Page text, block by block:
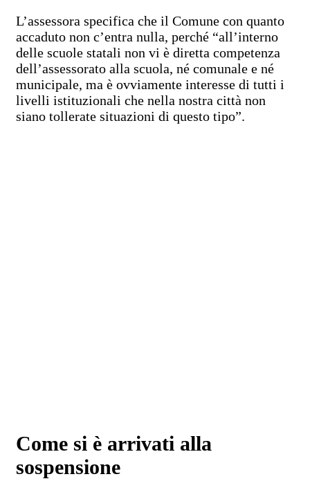
L’assessora specifica che il Comune con quanto
accaduto non c’entra nulla, perché “all’interno
delle scuole statali non vi è diretta competenza
dell’assessorato alla scuola, né comunale e né
municipale, ma è ovviamente interesse di tutti i
livelli istituzionali che nella nostra città non
siano tollerate situazioni di questo tipo”.
Come si è arrivati alla
sospensione